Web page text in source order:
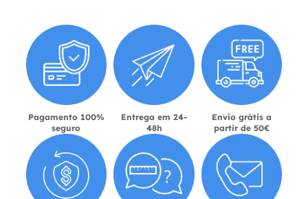
Pagamento 100%
seguro
Entrega em 24-
48h
Envio grátis a
partir de 50€